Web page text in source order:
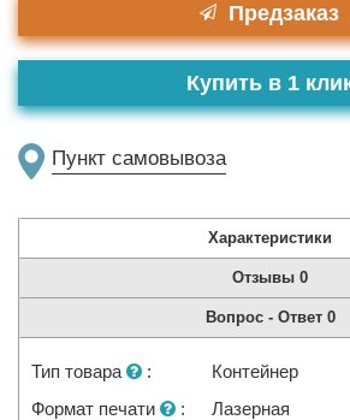
Предзаказ
Пункт самовывоза
Купить в 1
Характеристики
Отзывы 0
Вопрос - Ответ 0
Тип товара :
Контейнер
Формат печати
:
Лазерная